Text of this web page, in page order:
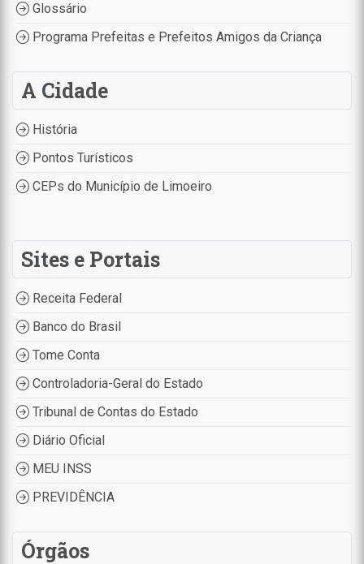
Glossário
Programa Prefeitas e Prefeitos Amigos da Criança
A Cidade
História
Pontos Turísticos
CEPs do Município de Limoeiro
Sites e Portais
Receita Federal
Banco do Brasil
Tome Conta
Controladoria-Geral do Estado
Tribunal de Contas do Estado
Diário Oficial
MEU INSS
PREVIDÊNCIA
Órgãos